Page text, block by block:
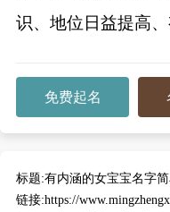
识、地位日益提高、
免费起名
标题:有内涵的女宝宝名字简
链接:https://